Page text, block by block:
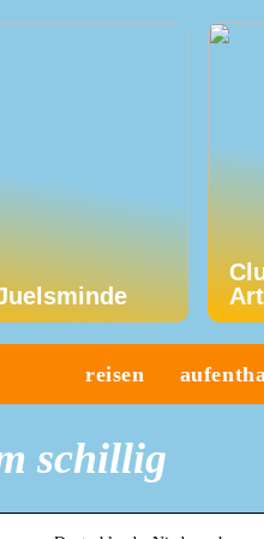
Art
reisen
schillig